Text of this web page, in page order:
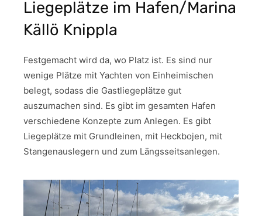
Liegeplätze im Hafen/Marina
Källö Knippla
Festgemacht wird da, wo Platz ist. Es sind nur
wenige Plätze mit Yachten von Einheimischen
belegt, sodass die Gastliegeplätze gut
auszumachen sind. Es gibt im gesamten Hafen
verschiedene Konzepte zum Anlegen. Es gibt
Liegeplätze mit Grundleinen, mit Heckbojen, mit
Stangenauslegern und zum Längsseitsanlegen.